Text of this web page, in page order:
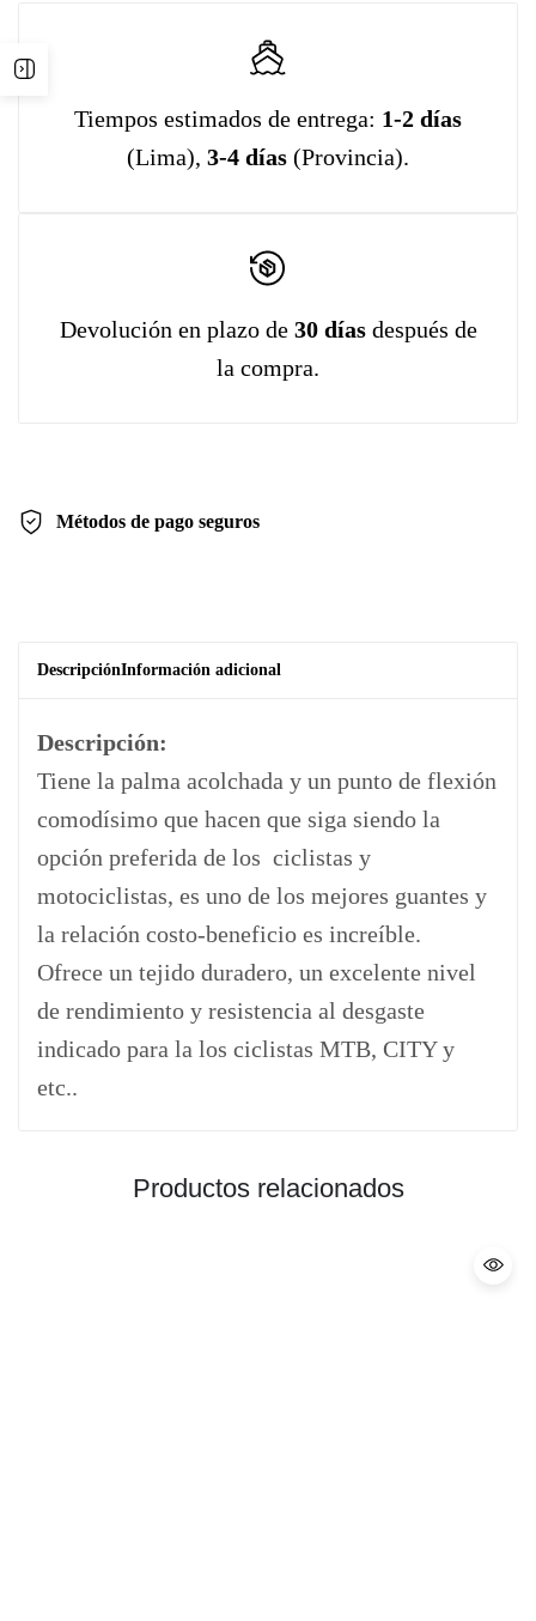
Tiempos estimados de entrega: 1-2 días
(Lima), 3-4 días (Provincia).
Devolución en plazo de 30 díasdespués de
la compra.
Métodos de pago seguros
DescripciónInformación adicional
Descripción:
Tiene la palma acolchada y un punto de flexión
comodísimo que hacen que siga siendo la
opción preferida de los ciclistas y
motociclistas, es uno de los mejores guantes y
la relación costo-beneficio es increíble.
Ofrece un tejido duradero, un excelente nivel
de rendimiento y resistencia al desgaste
indicado para la los ciclistas MTB, CITY y
etc..
Productos relacionados